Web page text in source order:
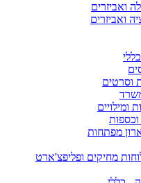
ואביזרים
ואביזרים
וסרטים
ומילויים
מפתחות
מחיקים ופליפצ'ארט